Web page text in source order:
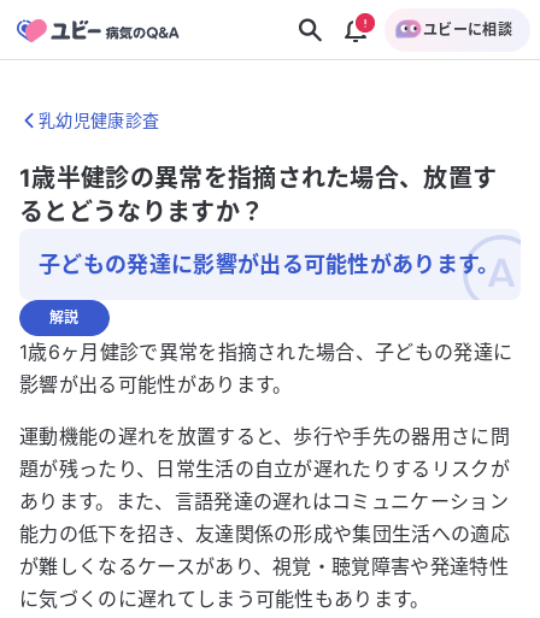
ユビーに相談
乳幼児健康診査
1歳半健診の異常を指摘された場合、放置す
るとどうなりますか？
子どもの発達に影響が出る可能性があります。
解説
1歳6ヶ月健診で異常を指摘された場合、子どもの発達に
影響が出る可能性があります。
運動機能の遅れを放置すると、歩行や手先の器用さに問
題が残ったり、日常生活の自立が遅れたりするリスクが
あります。また、言語発達の遅れはコミュニケーション
能力の低下を招き、友達関係の形成や集団生活への適応
が難しくなるケースがあり、視覚・聴覚障害や発達特性
に気づくのに遅れてしまう可能性もあります。